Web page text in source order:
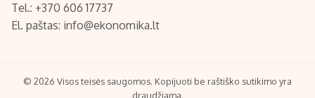
Turinio žymėjimo taisyklės
Tel.: +370 606 17737
El. paštas: info@ekonomika.lt
© 2026 Visos teisės saugomos. Kopijuoti be raštiško sutikimo yra
draudžiama.